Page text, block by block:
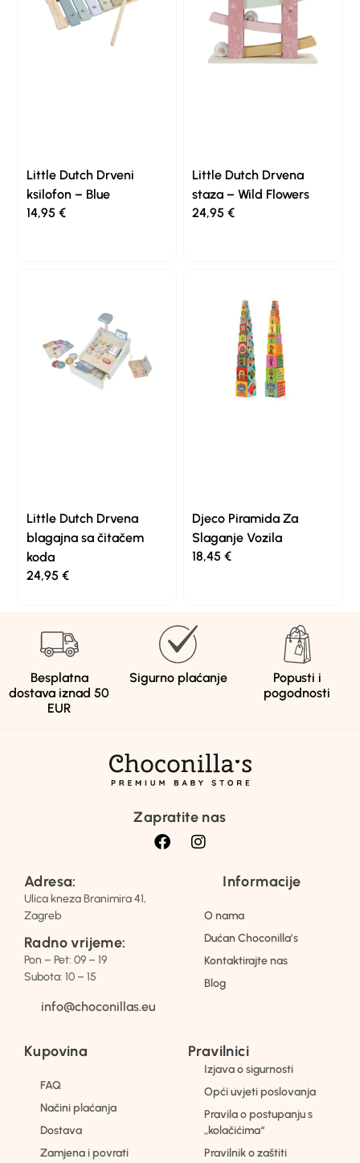
Little Dutch Drveni
ksilofon – Blue
14,95€
Little Dutch Drvena
staza – Wild Flowers
24,95 €
Little Dutch Drvena
blagajna sa čitačem
koda
24,95€
Djeco Piramida Za
Slaganje Vozila
18,45 €
Besplatna
dostava iznad 50
EUR
Sigurno plaćanje
Popusti i
pogodnosti
Zapratite nas
Adresa:
Ulica kneza Branimira 41,
Zagreb
Radno vrijeme:
Pon – Pet: 09 – 19
Subota: 10 – 15
info@choconillas.eu
Informacije
O nama
Dućan Choconilla’s
Kontaktirajte nas
Blog
Kupovina
FAQ
Načini plaćanja
Dostava
Zamjena i povrati
Pravilnici
Izjava o sigurnosti
Opći uvjeti poslovanja
Pravila o postupanju s
„kolačićima“
Pravilnik o zaštiti